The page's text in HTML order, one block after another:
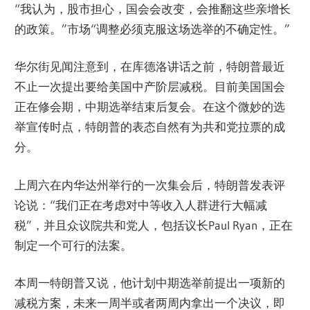
“我认为，股市担心，国会会改变，会推翻这些亲增长
的政策。”市场“调整必须克服这场选举的不确定性。”
华尔街见闻注意到，在库德洛讲话之前，特朗普最近
不止一次提出要给美国中产阶层减税。目前美国国会
正在修会期，中期选举结束后复会。在这个微妙的选
举宣传时点，特朗普的表态自然有为共和党拉票的成
分。
上周六在内华达州举行的一次集会后，特朗普发表评
论说：“我们正在考虑对中等收入人群进行大幅减
税”，并且众议院共和党人，包括议长Paul Ryan，正在
制定一个可行的法案。
本周一特朗普又说，他计划中期选举前提出一项新的
减税方案，未来一周半或者两周内拿出一个决议，即